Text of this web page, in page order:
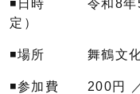
◾️日時 令和8年5
定）
◾️場所 舞鶴文化
◾️参加費 200円